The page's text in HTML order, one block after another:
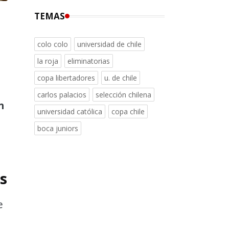
TEMAS
colo colo
universidad de chile
la roja
eliminatorias
copa libertadores
u. de chile
carlos palacios
selección chilena
universidad católica
copa chile
boca juniors